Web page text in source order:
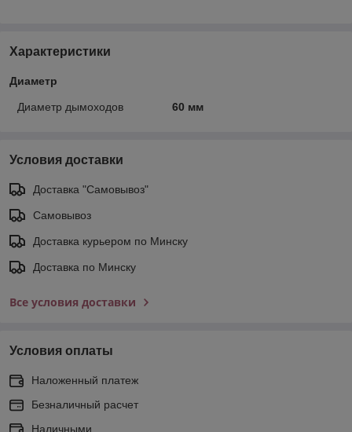
Характеристики
Диаметр
Диаметр дымоходов 60 мм
Условия доставки
Доставка "Самовывоз"
Самовывоз
Доставка курьером по Минску
Доставка по Минску
Все условия доставки
Условия оплаты
Наложенный платеж
Безналичный расчет
Наличными